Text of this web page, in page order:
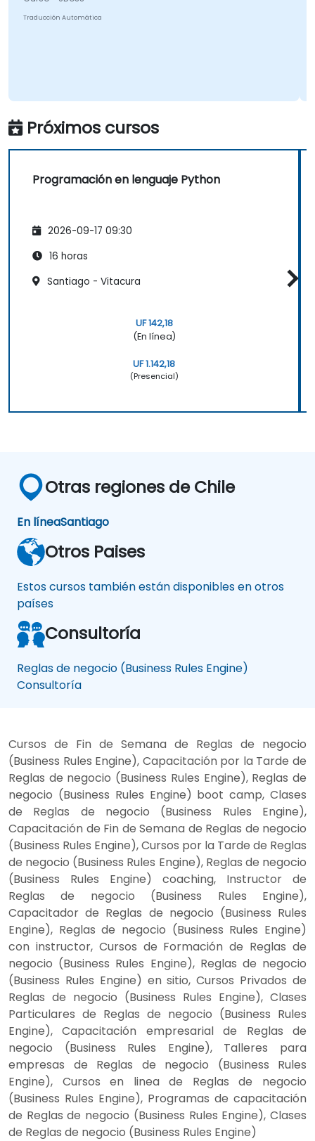
Traducción Automática
Próximos cursos
Programación en lenguaje Python
2026-09-17 09:30
16 horas
Santiago - Vitacura
UF 142,18
(En línea)
UF 1.142,18
(Presencial)
Otras regiones de Chile
En líneaSantiago
Otros Paises
Estos cursos también están disponibles en otros
países
Consultoría
Reglas de negocio (Business Rules Engine)
Consultoría
Cursos de Fin de Semana de Reglas de negocio
(Business Rules Engine), Capacitación por la Tarde de
Reglas de negocio (Business Rules Engine), Reglas de
negocio (Business Rules Engine) boot camp, Clases
de Reglas de negocio (Business Rules Engine),
Capacitación de Fin de Semana de Reglas de negocio
(Business Rules Engine), Cursos por la Tarde de Reglas
de negocio (Business Rules Engine), Reglas de negocio
(Business Rules Engine) coaching, Instructor de
Reglas de negocio (Business Rules Engine),
Capacitador de Reglas de negocio (Business Rules
Engine), Reglas de negocio (Business Rules Engine)
con instructor, Cursos de Formación de Reglas de
negocio (Business Rules Engine), Reglas de negocio
(Business Rules Engine) en sitio, Cursos Privados de
Reglas de negocio (Business Rules Engine), Clases
Particulares de Reglas de negocio (Business Rules
Engine), Capacitación empresarial de Reglas de
negocio (Business Rules Engine), Talleres para
empresas de Reglas de negocio (Business Rules
Engine), Cursos en linea de Reglas de negocio
(Business Rules Engine), Programas de capacitación
de Reglas de negocio (Business Rules Engine), Clases
de Reglas de negocio (Business Rules Engine)